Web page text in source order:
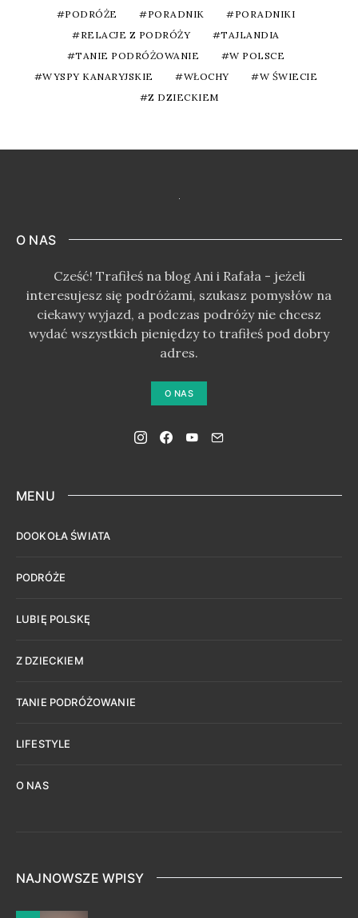
PODRÓŻE
PORADNIK
PORADNIKI
RELACJE Z PODRÓŻY
TAJLANDIA
TANIE PODRÓŻOWANIE
W POLSCE
WYSPY KANARYJSKIE
WŁOCHY
W ŚWIECIE
Z DZIECKIEM
O NAS
Cześć! Trafiłeś na blog Ani i Rafała - jeżeli
interesujesz się podróżami, szukasz pomysłów na
ciekawy wyjazd, a podczas podróży nie chcesz
wydać wszystkich pieniędzy to trafiłeś pod dobry
adres.
O NAS
MENU
DOOKOŁA ŚWIATA
PODRÓŻE
LUBIĘ POLSKĘ
Z DZIECKIEM
TANIE PODRÓŻOWANIE
LIFESTYLE
O NAS
NAJNOWSZE WPISY